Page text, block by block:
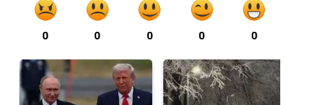
0 0 0 0 0